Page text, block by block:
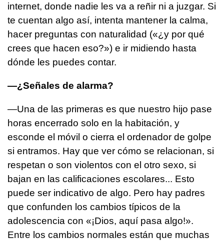
internet, donde nadie les va a reñir ni a juzgar. Si
te cuentan algo así, intenta mantener la calma,
hacer preguntas con naturalidad («¿y por qué
crees que hacen eso?») e ir midiendo hasta
dónde les puedes contar.
—¿Señales de alarma?
—Una de las primeras es que nuestro hijo pase
horas encerrado solo en la habitación, y
esconde el móvil o cierra el ordenador de golpe
si entramos. Hay que ver cómo se relacionan, si
respetan o son violentos con el otro sexo, si
bajan en las calificaciones escolares... Esto
puede ser indicativo de algo. Pero hay padres
que confunden los cambios típicos de la
adolescencia con «¡Dios, aquí pasa algo!».
Entre los cambios normales están que muchas